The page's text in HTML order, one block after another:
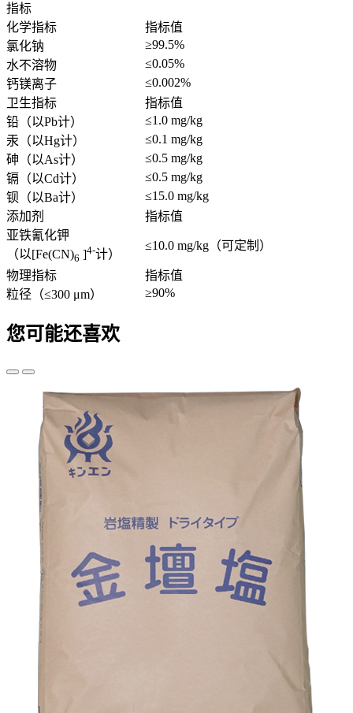
指标
化学指标
指标值
氯化钠
≥99.5%
水不溶物
≤0.05%
钙镁离子
≤0.002%
卫生指标
指标值
铅（以Pb计）
≤1.0 mg/kg
汞（以Hg计）
≤0.1 mg/kg
砷（以As计）
≤0.5 mg/kg
镉（以Cd计）
≤0.5 mg/kg
钡（以Ba计） ≤15.0 mg/kg
添加剂
指标值
亚铁氰化钾
（以[Fe(CN)6 ]4-计）
≤10.0 mg/kg（可定制）
物理指标
指标值
粒径（≤300 μm） ≥90%
您可能还喜欢